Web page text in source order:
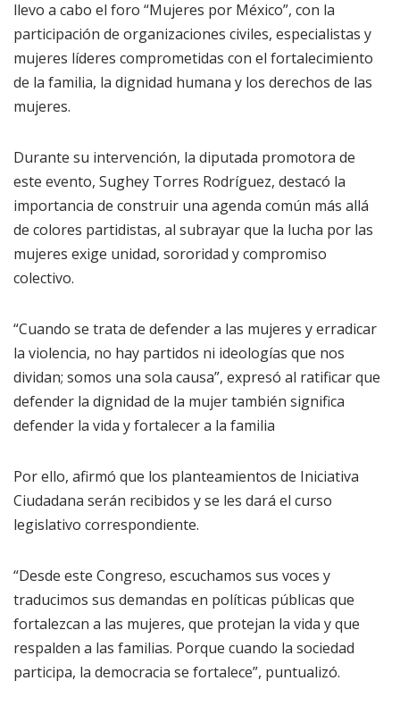
llevo a cabo el foro “Mujeres por México”, con la
participación de organizaciones civiles, especialistas y
mujeres líderes comprometidas con el fortalecimiento
de la familia, la dignidad humana y los derechos de las
mujeres.
Durante su intervención, la diputada promotora de
este evento, Sughey Torres Rodríguez, destacó la
importancia de construir una agenda común más allá
de colores partidistas, al subrayar que la lucha por las
mujeres exige unidad, sororidad y compromiso
colectivo.
“Cuando se trata de defender a las mujeres y erradicar
la violencia, no hay partidos ni ideologías que nos
dividan; somos una sola causa”, expresó al ratificar que
defender la dignidad de la mujer también significa
defender la vida y fortalecer a la familia
Por ello, afirmó que los planteamientos de Iniciativa
Ciudadana serán recibidos y se les dará el curso
legislativo correspondiente.
“Desde este Congreso, escuchamos sus voces y
traducimos sus demandas en políticas públicas que
fortalezcan a las mujeres, que protejan la vida y que
respalden a las familias. Porque cuando la sociedad
participa, la democracia se fortalece”, puntualizó.